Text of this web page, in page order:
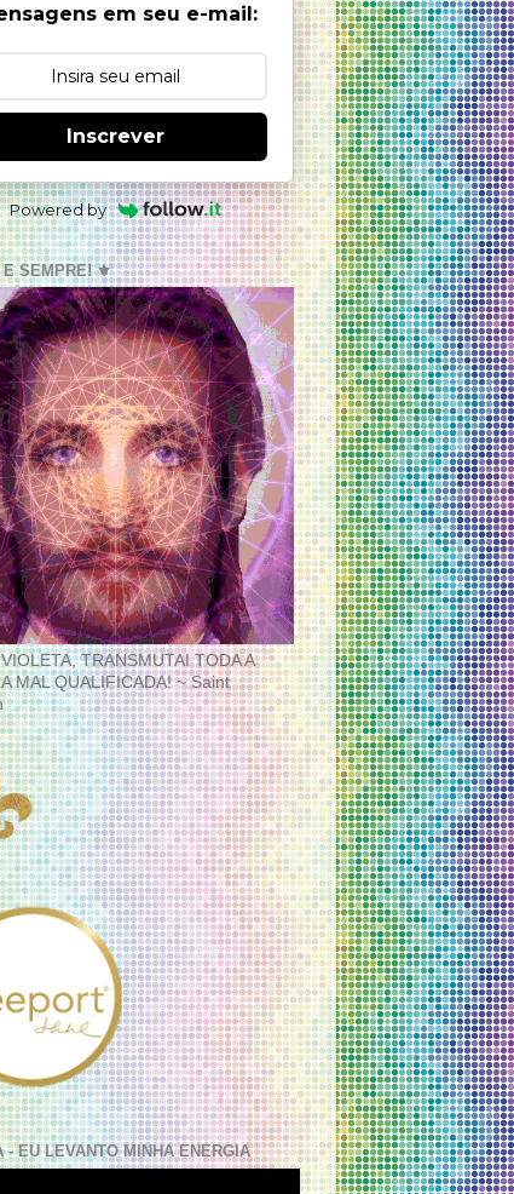
em seu e-mail:
Inscrever
Powered by
SEMPRE! ⚜️
TRANSMUTAI TODA A
MAL QUALIFICADA! ~ Saint
- EU LEVANTO MINHA ENERGIA